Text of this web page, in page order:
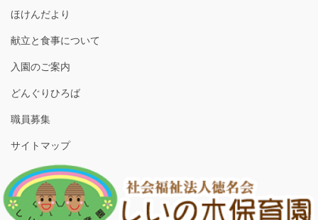
ほけんだより
献立と食事について
入園のご案内
どんぐりひろば
職員募集
サイトマップ